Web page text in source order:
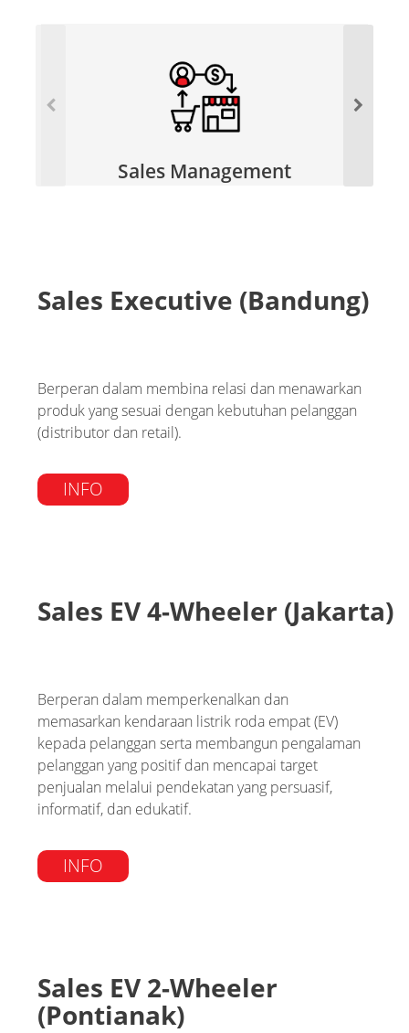
Sales Management
Sales Executive (Bandung)
Berperan dalam membina relasi dan menawarkan
produk yang sesuai dengan kebutuhan pelanggan
(distributor dan retail).
INFO
Sales EV 4-Wheeler (Jakarta)
Berperan dalam memperkenalkan dan
memasarkan kendaraan listrik roda empat (EV)
kepada pelanggan serta membangun pengalaman
pelanggan yang positif dan mencapai target
penjualan melalui pendekatan yang persuasif,
informatif, dan edukatif.
INFO
Sales EV 2-Wheeler
(Pontianak)